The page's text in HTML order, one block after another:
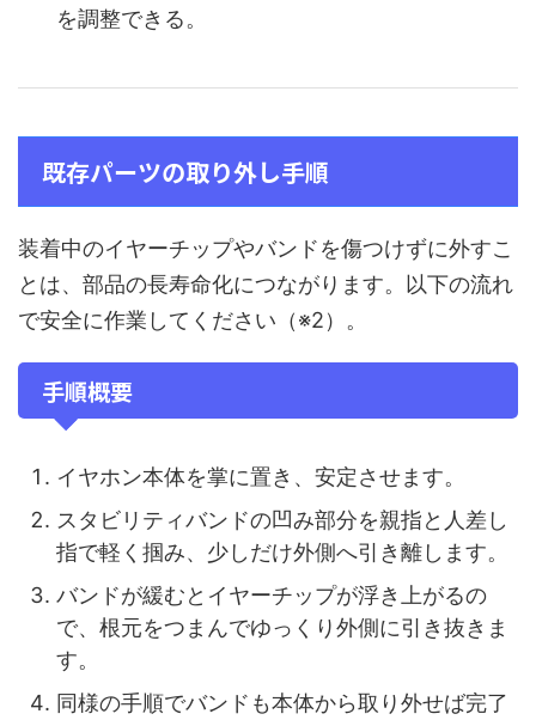
を調整できる。
既存パーツの取り外し手順
装着中のイヤーチップやバンドを傷つけずに外すこ
とは、部品の長寿命化につながります。以下の流れ
で安全に作業してください（※2）。
手順概要
イヤホン本体を掌に置き、安定させます。
スタビリティバンドの凹み部分を親指と人差し
指で軽く掴み、少しだけ外側へ引き離します。
バンドが緩むとイヤーチップが浮き上がるの
で、根元をつまんでゆっくり外側に引き抜きま
す。
同様の手順でバンドも本体から取り外せば完了